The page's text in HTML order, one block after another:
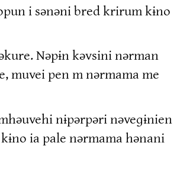
i sənəni bred krirum kɨno
Nəpɨn kəvsini nərman
muvei pen m nərmama me
nɨpərpəri nəveɡɨnien
ia pale nərmama hənani